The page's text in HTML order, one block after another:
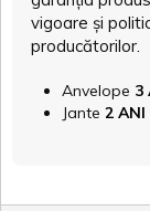
vigoare și
producătorilor.
Anvelope 3
Jante 2 ANI